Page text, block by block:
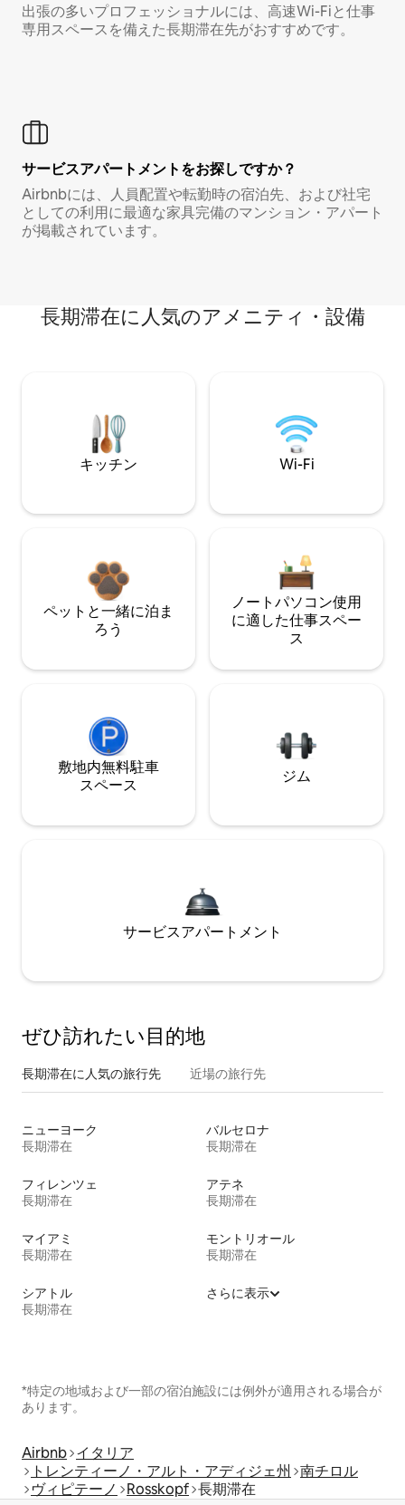
出張の多いプロフェッショナルには、高速Wi-Fiと仕事
専用スペースを備えた長期滞在先がおすすめです。
サービスアパートメントをお探しですか？
Airbnbには、人員配置や転勤時の宿泊先、および社宅
としての利用に最適な家具完備のマンション・アパート
が掲載されています。
長期滞在に人気のアメニティ・設備
キッチン Wi-Fi
ペットと一緒に泊ま
ろう
ノートパソコン使用
に適した仕事スペー
ス
敷地内無料駐⁠車
ス⁠ペ⁠ー⁠ス
ジム
サービスアパートメント
ぜひ訪⁠れ⁠た⁠い目⁠的⁠地
長期滞在に人気の旅行先 近場の旅行先
ニューヨーク
長期滞在
バルセロナ
長期滞在
フィレンツェ
長期滞在
アテネ
長期滞在
マイアミ
長期滞在
モントリオール
長期滞在
シアトル
長期滞在
さらに表示
*特定の地域および一部の宿泊施設には例外が適用される場合が
あります。
Airbnb イタリア
トレンティーノ・アルト・アディジェ州 南チロル
ヴィピテーノ
Rosskopf 長期滞在